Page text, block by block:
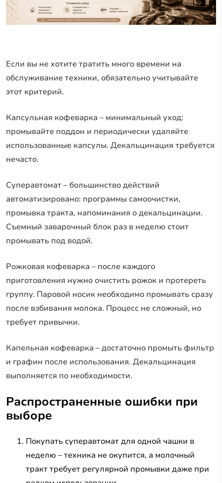
Если вы не хотите тратить много времени на
обслуживание техники, обязательно учитывайте
этот критерий.
Капсульная кофеварка – минимальный уход:
промывайте поддон и периодически удаляйте
использованные капсулы. Декальцинация требуется
нечасто.
Суперавтомат – большинство действий
автоматизировано: программы самоочистки,
промывка тракта, напоминания о декальцинации.
Съемный заварочный блок раз в неделю стоит
промывать под водой.
Рожковая кофеварка – после каждого
приготовления нужно очистить рожок и протереть
группу. Паровой носик необходимо промывать сразу
после взбивания молока. Процесс не сложный, но
требует привычки.
Капельная кофеварка – достаточно промыть фильтр
и графин после использования. Декальцинация
выполняется по необходимости.
Распространенные ошибки при
выборе
Покупать суперавтомат для одной чашки в
неделю – техника не окупится, а молочный
тракт требует регулярной промывки даже при